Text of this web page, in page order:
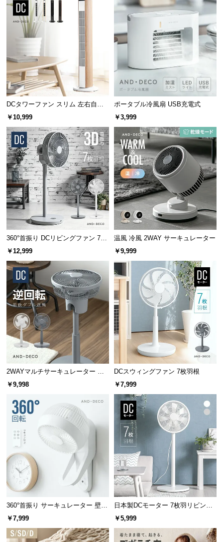
企
業
情
報
o.,
DCタワーファン スリム 左右自動
首振り 8段階風量
￥10,999
ポータブル冷風扇 USB充電式
￥3,999
360°首振り DCリビングファン 7枚
羽根 26段階風量 高さ調節可能
￥12,999
温風 冷風 2WAY サーキュレーター
￥9,999
2WAYマルチサーキュレーター 前
後ダブル送風
￥9,998
DCスウィングファン 7枚羽根
￥7,999
360°首振り サーキュレーター 壁掛
け式タイプ
￥7,999
日本製DCモーター 7枚羽リビング
ファン 12段階風量 高さ調節可能
￥5,999